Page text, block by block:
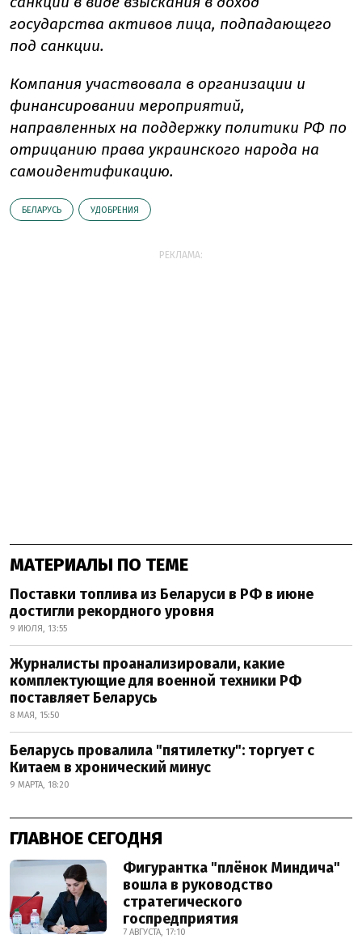
государства активов лица, подпадающего
под санкции.
Компания участвовала в организации и
финансировании мероприятий,
направленных на поддержку политики РФ по
отрицанию права украинского народа на
самоидентификацию.
БЕЛАРУСЬ УДОБРЕНИЯ
РЕКЛАМА:
МАТЕРИАЛЫ ПО ТЕМЕ
Поставки топлива из Беларуси в РФ в июне
достигли рекордного уровня
9 ИЮЛЯ, 13:55
Журналисты проанализировали, какие
комплектующие для военной техники РФ
поставляет Беларусь
8 МАЯ, 15:50
Беларусь провалила "пятилетку": торгует с
Китаем в хронический минус
9 МАРТА, 18:20
ГЛАВНОЕ СЕГОДНЯ
Фигурантка "плёнок Миндича"
вошла в руководство
стратегического
госпредприятия
7 АВГУСТА, 17:10